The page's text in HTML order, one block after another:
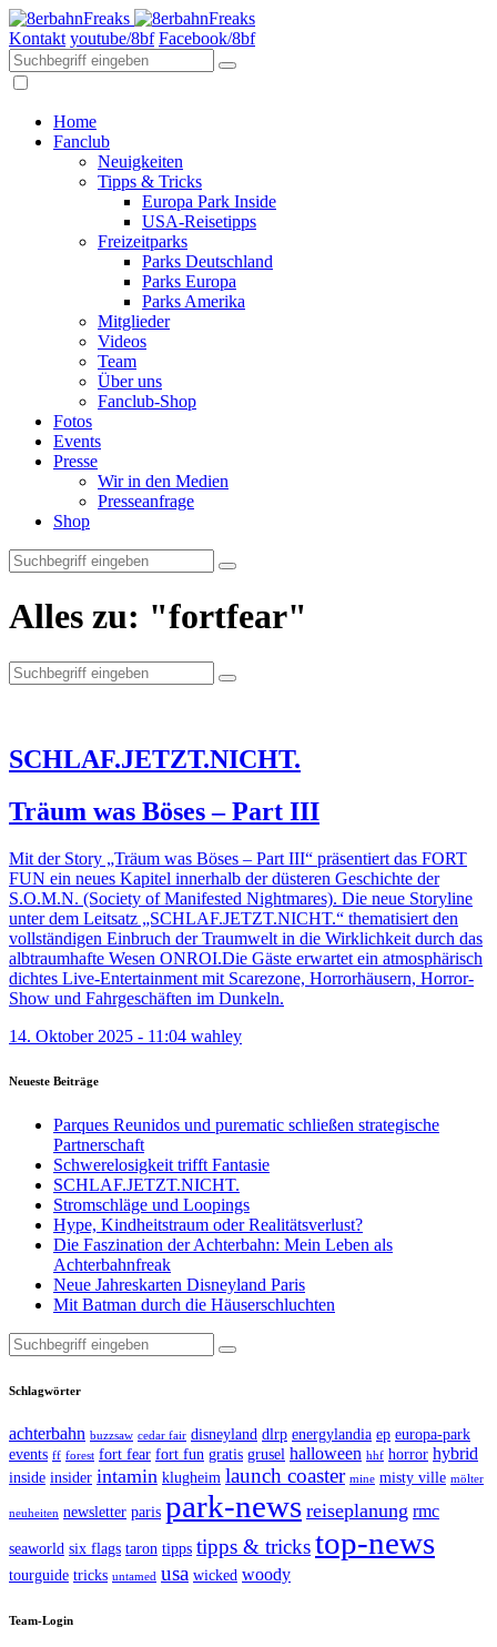
Kontakt youtube/8bf Facebook/8bf
Home
Fanclub
Neuigkeiten
Tipps & Tricks
Europa Park Inside
USA-Reisetipps
Freizeitparks
Parks Deutschland
Parks Europa
Parks Amerika
Mitglieder
Videos
Team
Über uns
Fanclub-Shop
Fotos
Events
Presse
Wir in den Medien
Presseanfrage
Shop
Alles zu: "fortfear"
Suche
nach:
SCHLAF.JETZT.NICHT.
Träum was Böses – Part III
Mit der Story „Träum was Böses – Part III“ präsentiert das FORT
FUN ein neues Kapitel innerhalb der düsteren Geschichte der
S.O.M.N. (Society of Manifested Nightmares). Die neue Storyline
unter dem Leitsatz „SCHLAF.JETZT.NICHT.“ thematisiert den
vollständigen Einbruch der Traumwelt in die Wirklichkeit durch das
albtraumhafte Wesen ONROI.Die Gäste erwartet ein atmosphärisch
dichtes Live-Entertainment mit Scarezone, Horrorhäusern, Horror-
Show und Fahrgeschäften im Dunkeln.
14. Oktober 2025 - 11:04 wahley
Neueste Beiträge
Parques Reunidos und purematic schließen strategische
Partnerschaft
Schwerelosigkeit trifft Fantasie
SCHLAF.JETZT.NICHT.
Stromschläge und Loopings
Hype, Kindheitstraum oder Realitätsverlust?
Die Faszination der Achterbahn: Mein Leben als
Achterbahnfreak
Neue Jahreskarten Disneyland Paris
Mit Batman durch die Häuserschluchten
Suche
nach:
Schlagwörter
achterbahn buzzsaw cedar fair disneyland dlrp energylandia ep europa-park
events ff forest fort fear fort fun gratis grusel halloween hhf horror hybrid
inside insider intamin klugheim launch coaster mine misty ville mölter
neuheiten newsletter paris park-news reiseplanung rmc
seaworld six flags taron tipps tipps & trickstop-news
tourguide tricks untamed usa wicked woody
Team-Login